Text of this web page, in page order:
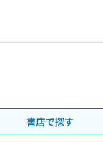
書店で探す